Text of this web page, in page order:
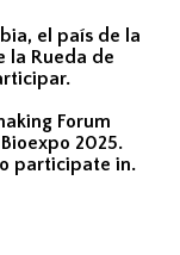
el país de la
la Rueda de
Forum
2025.
participate in.